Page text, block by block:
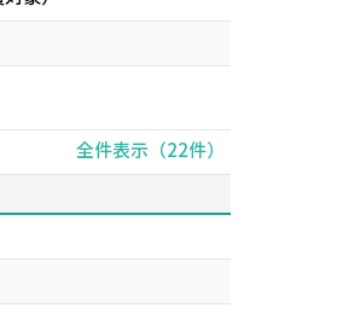
全件表示（22件）